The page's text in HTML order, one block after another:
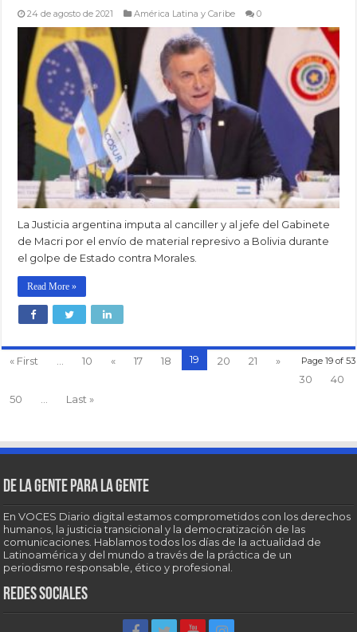
24 de agosto de 2021 América Latina y Caribe 0
La Justicia argentina imputa al canciller y al jefe del Gabinete
de Macri por el envío de material represivo a Bolivia durante
el golpe de Estado contra Morales.
Read More »
Page 19 of 53
« First 10 « 17 18 19 20 21
»
30
40
50
Last »
De la gente para la gente
En VOCES Diario digital estamos comprometidos con los derechos
humanos, la justicia transicional y la democratización de las
comunicaciones. Hablamos todos los días de la actualidad de
Latinoamérica y del mundo a través de la práctica de un
periodismo responsable, ético y profesional.
Redes sociales